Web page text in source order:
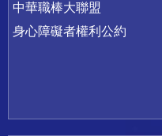
中華職棒大聯盟
身心障礙者權利公約